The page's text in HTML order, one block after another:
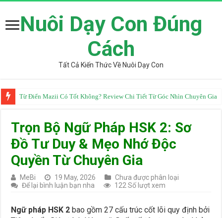
Nuôi Dạy Con Đúng
Cách
Tất Cả Kiến Thức Về Nuôi Dạy Con
Từ Điển Mazii Có Tốt Không? Review Chi Tiết Từ Góc Nhìn Chuyên Gia
Trọn Bộ Ngữ Pháp HSK 2: Sơ
Đồ Tư Duy & Mẹo Nhớ Độc
Quyền Từ Chuyên Gia
MeBi 19 May, 2026
Chưa được phân loại
Để lại bình luận bạn nha
122 Số lượt xem
Ngữ pháp HSK 2 bao gồm 27 cấu trúc cốt lõi quy định bởi